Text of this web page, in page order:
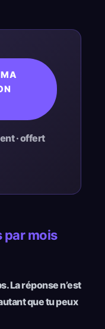
· offert
par mois
La réponse n’est
que tu peux